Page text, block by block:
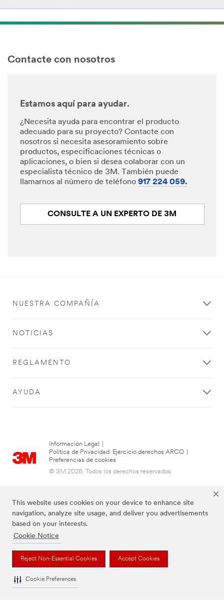
This website uses cookies on your device to enhance site
navigation, analyze site usage, and deliver you advertisements
based on your interests.
Cookie Notice
Reject Non-Essential Cookies Accept Cookies
Cookie Preferences
Contacte con nosotros
Estamos aquí para ayudar.
¿Necesita ayuda para encontrar el producto
adecuado para su proyecto? Contacte con
nosotros si necesita asesoramiento sobre
productos, especificaciones técnicas o
aplicaciones, o bien si desea colaborar con un
especialista técnico de 3M. También puede
llamarnos al número de teléfono 917 224 059.
CONSULTE A UN EXPERTO DE 3M
NUESTRA COMPAÑÍA
NOTICIAS
REGLAMENTO
AYUDA
Información Legal
Política de Privacidad. Ejercicio derechos ARCO
Preferencias de cookies
© 3M 2026. Todos los derechos reservados.
Las marcas mencionadas son propiedad de 3M